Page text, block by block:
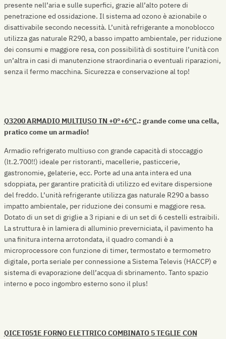
presente nell’aria e sulle superfici, grazie all’alto potere di
penetrazione ed ossidazione. Il sistema ad ozono è azionabile o
disattivabile secondo necessità. L’unità refrigerante a monoblocco
utilizza gas naturale R290, a basso impatto ambientale, per riduzione
dei consumi e maggiore resa, con possibilità di sostituire l’unità con
un’altra in casi di manutenzione straordinaria o eventuali riparazioni,
senza il fermo macchina. Sicurezza e conservazione al top!
Q3200 ARMADIO MULTIUSO TN +0°+6°C.: grande come una cella,
pratico come un armadio!
Armadio refrigerato multiuso con grande capacità di stoccaggio
(lt.2.700!!) ideale per ristoranti, macellerie, pasticcerie,
gastronomie, gelaterie, ecc. Porte ad una anta intera ed una
sdoppiata, per garantire praticità di utilizzo ed evitare dispersione
del freddo. L’unità refrigerante utilizza gas naturale R290 a basso
impatto ambientale, per riduzione dei consumi e maggiore resa.
Dotato di un set di griglie a 3 ripiani e di un set di 6 cestelli estraibili.
La struttura è in lamiera di alluminio preverniciata, il pavimento ha
una finitura interna arrotondata, il quadro comandi è a
microprocessore con funzione di timer, termostato e termometro
digitale, porta seriale per connessione a Sistema Televis (HACCP) e
sistema di evaporazione dell’acqua di sbrinamento. Tanto spazio
interno e poco ingombro esterno sono il plus!
QICET051E FORNO ELETTRICO COMBINATO 5 TEGLIE CON